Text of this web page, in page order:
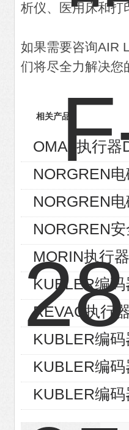
析仪、医用床和打
如果需要咨询AIR
们将尽全力解决您
相关产品
OMAL执行器
NORGREN
NORGREN
NORGREN
MORIN执行
KUBLER编
REVAC执行
KUBLER编
KUBLER编
KUBLER编